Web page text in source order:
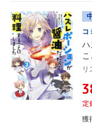
コ
ハ
リ
定
獲